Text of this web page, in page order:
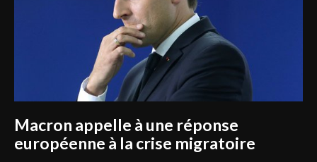
Macron appelle à une réponse
européenne à la crise migratoire